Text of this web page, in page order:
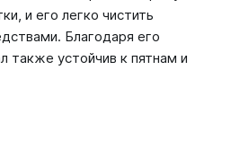
и его легко чистить
Благодаря его
также устойчив к пятнам и